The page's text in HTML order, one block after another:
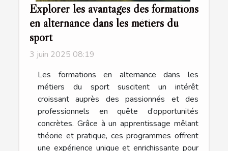
Explorer les avantages des formations
en alternance dans les métiers du
sport
3 juin 2025 08:19
Les formations en alternance dans les
métiers du sport suscitent un intérêt
croissant auprès des passionnés et des
professionnels en quête d’opportunités
concrètes. Grâce à un apprentissage mêlant
théorie et pratique, ces programmes offrent
une expérience unique et enrichissante pour